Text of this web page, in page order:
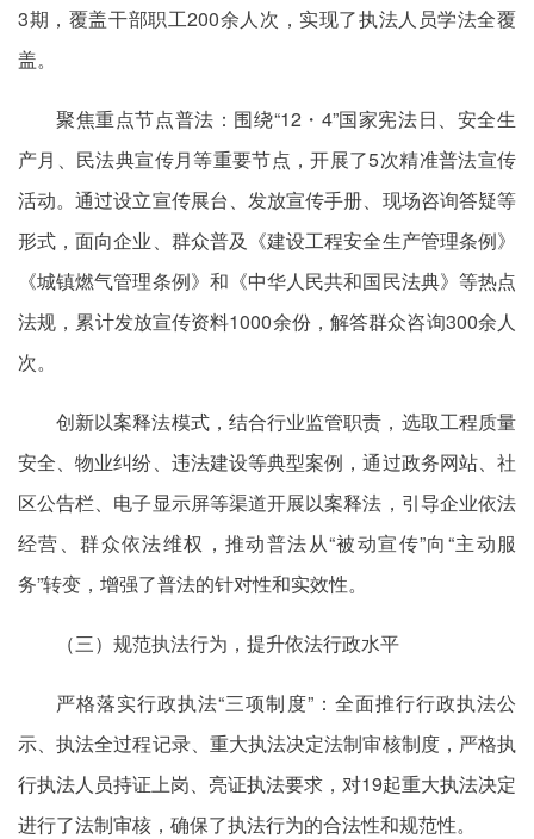
3期，覆盖干部职工200余人次，实现了执法人员学法全覆
盖。
聚焦重点节点普法：围绕“12・4”国家宪法日、安全生
产月、民法典宣传月等重要节点，开展了5次精准普法宣传
活动。通过设立宣传展台、发放宣传手册、现场咨询答疑等
形式，面向企业、群众普及《建设工程安全生产管理条例》
《城镇燃气管理条例》和《中华人民共和国民法典》等热点
法规，累计发放宣传资料1000余份，解答群众咨询300余人
次。
创新以案释法模式，结合行业监管职责，选取工程质量
安全、物业纠纷、违法建设等典型案例，通过政务网站、社
区公告栏、电子显示屏等渠道开展以案释法，引导企业依法
经营、群众依法维权，推动普法从“被动宣传”向“主动服
务”转变，增强了普法的针对性和实效性。
（三）规范执法行为，提升依法行政水平
严格落实行政执法“三项制度”：全面推行行政执法公
示、执法全过程记录、重大执法决定法制审核制度，严格执
行执法人员持证上岗、亮证执法要求，对19起重大执法决定
进行了法制审核，确保了执法行为的合法性和规范性。